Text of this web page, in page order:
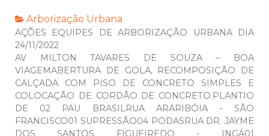
Arborização Urbana
AÇÕES EQUIPES DE ARBORIZAÇÃO URBANA DIA
24/11/2022
AV MILTON TAVARES DE SOUZA – BOA
VIAGEMABERTURA DE GOLA, RECOMPOSIÇÃO DE
CALÇADA COM PISO DE CONCRETO SIMPLES E
COLOCAÇÃO DE CORDÃO DE CONCRETO.PLANTIO
DE 02 PAU BRASILRUA ARARIBÓIA - SÃO
FRANCISCO01 SUPRESSÃO04 PODASRUA DR. JAYME
DOS SANTOS FIGUEIREDO - INGÁ01